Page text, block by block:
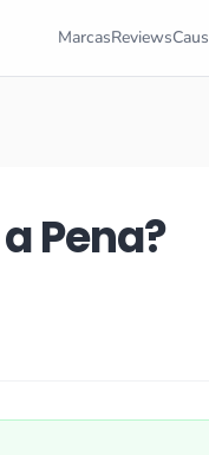
MarcasReviews
Pena?